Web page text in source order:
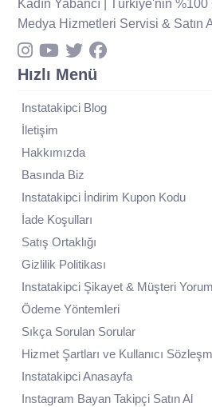
Kadın Yabancı | Türkiye'nin
Medya Hizmetleri Servisi & Satın
Hızlı Menü
Instatakipci Blog
İletişim
Hakkımızda
Basında Biz
Instatakipci İndirim Kupon Kodu
İade Koşulları
Satış Ortaklığı
Gizlilik Politikası
Instatakipci Şikayet & Müşteri
Ödeme Yöntemleri
Sıkça Sorulan Sorular
Hizmet Şartları ve Kullanıcı
Instatakipci Anasayfa
Instagram Bayan Takipçi Satın Al